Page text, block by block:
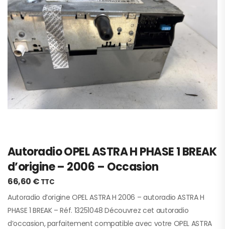
Autoradio OPEL ASTRA H PHASE 1 BREAK
d’origine – 2006 – Occasion
66,60 € TTC
Autoradio d’origine OPEL ASTRA H 2006 – autoradio ASTRA H
PHASE 1 BREAK – Réf. 13251048 Découvrez cet autoradio
d’occasion, parfaitement compatible avec votre OPEL ASTRA